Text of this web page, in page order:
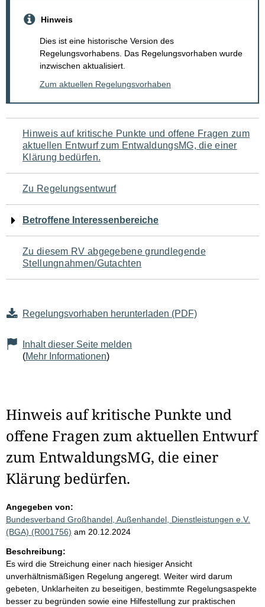
Hinweis
Dies ist eine historische Version des
Regelungsvorhabens. Das Regelungsvorhaben wurde
inzwischen aktualisiert.
Zum aktuellen Regelungsvorhaben
Navigation
für
den
Seiteninhalt
Hinweis auf kritische Punkte und offene Fragen zum
aktuellen Entwurf zum EntwaldungsMG, die einer
Klärung bedürfen.
Zu Regelungsentwurf
Betroffene Interessenbereiche
Zu diesem RV abgegebene grundlegende
Stellungnahmen/Gutachten
Regelungsvorhaben herunterladen (PDF)
Inhalt dieser Seite melden
(Mehr Informationen)
Hinweis auf kritische Punkte und
offene Fragen zum aktuellen Entwurf
zum EntwaldungsMG, die einer
Klärung bedürfen.
Angegeben von:
Bundesverband Großhandel, Außenhandel, Dienstleistungen e.V.
(BGA) (R001756) am 20.12.2024
Beschreibung:
Es wird die Streichung einer nach hiesiger Ansicht
unverhältnismäßigen Regelung angeregt. Weiter wird darum
gebeten, Unklarheiten zu beseitigen, bestimmte Regelungsaspekte
besser zu begründen sowie eine Hilfestellung zur praktischen